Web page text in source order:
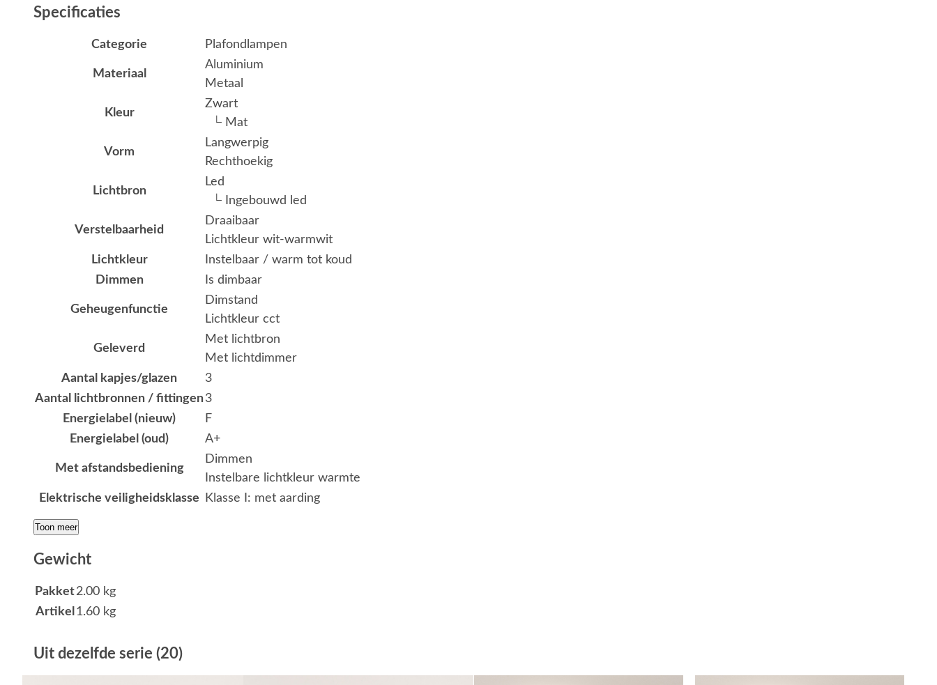
Specificaties
Categorie Plafondlampen
Materiaal
Aluminium
Metaal
Kleur
Zwart
└ Mat
Vorm
Langwerpig
Rechthoekig
Lichtbron
Led
└ Ingebouwd led
Verstelbaarheid
Draaibaar
Lichtkleur wit-warmwit
Lichtkleur
Instelbaar / warm tot koud
Dimmen
Is dimbaar
Geheugenfunctie
Dimstand
Lichtkleur cct
Geleverd
Met lichtbron
Met lichtdimmer
Aantal kapjes/glazen
3
Aantal lichtbronnen / fittingen3
Energielabel (nieuw)
F
Energielabel (oud)
A+
Met afstandsbediening
Dimmen
Instelbare lichtkleur warmte
Elektrische veiligheidsklasse
Klasse I: met aarding
Toon meer
Gewicht
Pakket2.00 kg
Artikel 1.60 kg
Uit dezelfde serie (20)